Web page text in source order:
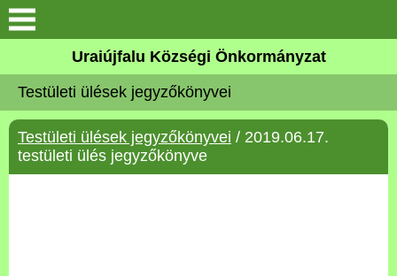
Köszöntő
Elérhetőségek
Uraiújfalu
Uraiújfalu Községi Önkormányzat
Testületi ülések jegyzőkönyvei
Testületi ülések jegyzőkönyvei / 2019.06.17.
testületi ülés jegyzőkönyve